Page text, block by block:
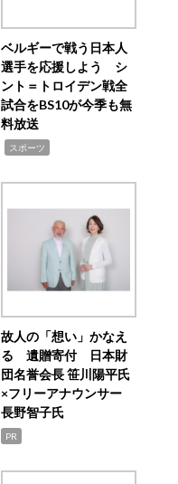
ベルギーで戦う日本人
選手を応援しよう シ
ント＝トロイデン戦全
試合をBS10が今季も無
料放送
スポーツ
故人の「想い」かなえ
る 遺贈寄付 日本財
団名誉会長 笹川陽平氏
×フリーアナウンサー
長野智子氏
PR